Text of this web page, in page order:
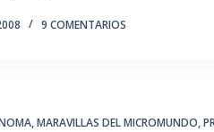
9 COMENTARIOS
,MARAVILLAS DEL MICROMUNDO,